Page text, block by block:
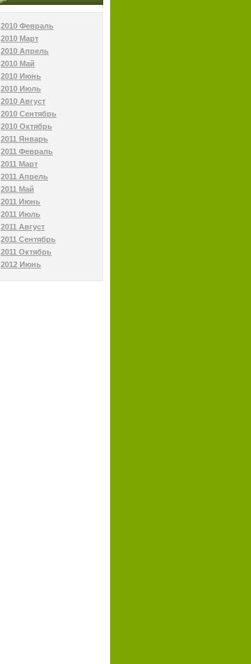
2010 Февраль
2010 Март
2010 Апрель
2010 Май
2010 Июнь
2010 Июль
2010 Август
2010 Сентябрь
2010 Октябрь
2011 Январь
2011 Февраль
2011 Март
2011 Апрель
2011 Май
2011 Июнь
2011 Июль
2011 Август
2011 Сентябрь
2011 Октябрь
2012 Июнь